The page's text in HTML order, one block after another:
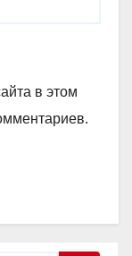
в этом